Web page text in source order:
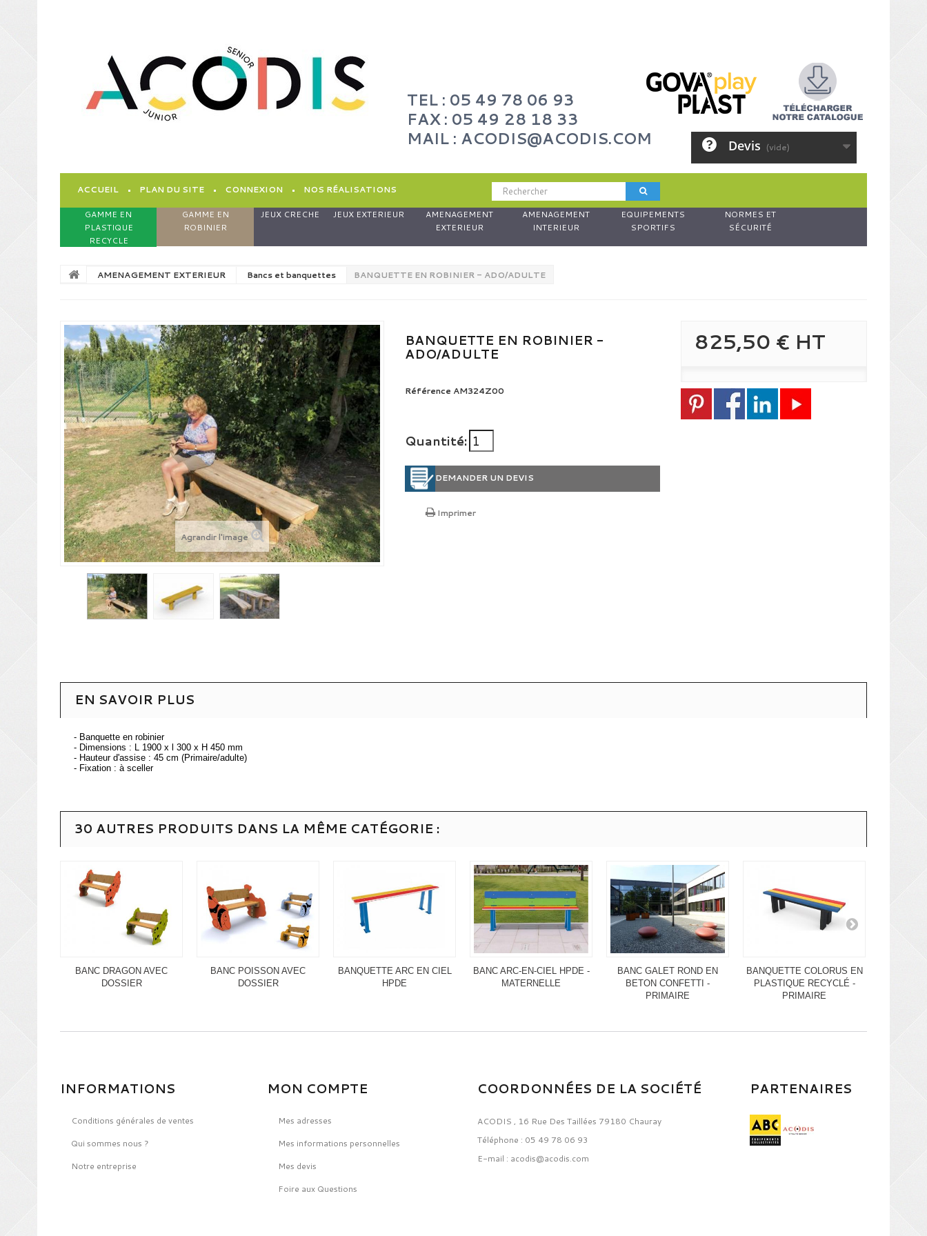
TEL : 05 49 78 06 93
FAX : 05 49 28 18 33
MAIL : ACODIS@ACODIS.COM
Devis (vide)
ACCUEIL PLAN DU SITE CONNEXION NOS RÉALISATIONS
GAMME EN
PLASTIQUE
RECYCLE
GAMME EN
ROBINIER
JEUX CRECHE JEUX EXTERIEUR
AMENAGEMENT
EXTERIEUR
AMENAGEMENT
INTERIEUR
EQUIPEMENTS
SPORTIFS
NORMES ET
SÉCURITÉ
AMENAGEMENT EXTERIEUR Bancs et banquettes BANQUETTE EN ROBINIER - ADO/ADULTE
Agrandir l'image
BANQUETTE EN ROBINIER -
ADO/ADULTE
Référence AM324Z00
Quantité:
DEMANDER UN DEVIS
Imprimer
825,50 € HT
EN SAVOIR PLUS
- Banquette en robinier
- Dimensions : L 1900 x l 300 x H 450 mm
- Hauteur d'assise : 45 cm (Primaire/adulte)
- Fixation : à sceller
30 AUTRES PRODUITS DANS LA MÊME CATÉGORIE :
BANC DRAGON AVEC
DOSSIER
BANC POISSON AVEC
DOSSIER
BANQUETTE ARC EN CIEL
HPDE
BANC ARC-EN-CIEL HPDE -
MATERNELLE
BANC GALET ROND EN
BETON CONFETTI -
PRIMAIRE
BANQUETTE COLORUS EN
PLASTIQUE RECYCLÉ -
PRIMAIRE
INFORMATIONS
Conditions générales de ventes
Qui sommes nous ?
Notre entreprise
MON COMPTE
Mes adresses
Mes informations personnelles
Mes devis
Foire aux Questions
COORDONNÉES DE LA SOCIÉTÉ
ACODIS , 16 Rue Des Taillées 79180 Chauray
Téléphone : 05 49 78 06 93
E-mail : acodis@acodis.com
PARTENAIRES